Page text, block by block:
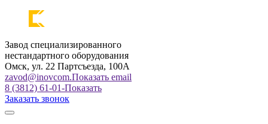
Завод специализированного
нестандартного оборудования
Омск, ул. 22 Партсъезда, 100А
zavod@inovcom.Показать email
8 (3812) 61-01-Показать
Заказать звонок